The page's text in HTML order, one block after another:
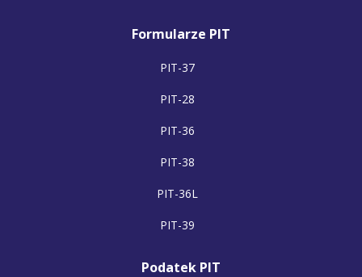
Formularze PIT
PIT-37
PIT-28
PIT-36
PIT-38
PIT-36L
PIT-39
Podatek PIT